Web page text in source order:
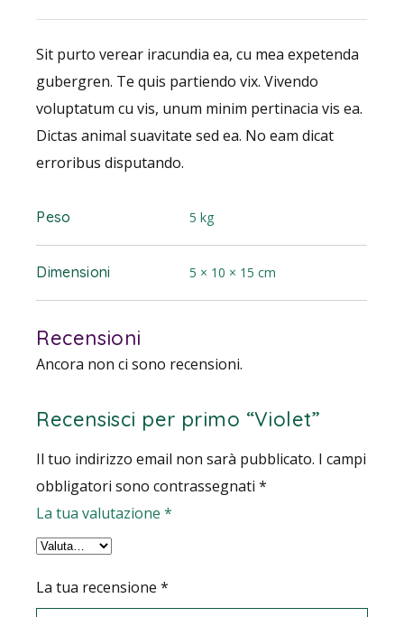
Sit purto verear iracundia ea, cu mea expetenda
gubergren. Te quis partiendo vix. Vivendo
voluptatum cu vis, unum minim pertinacia vis ea.
Dictas animal suavitate sed ea. No eam dicat
erroribus disputando.
Peso 5 kg
Dimensioni 5 × 10 × 15 cm
Recensioni
Ancora non ci sono recensioni.
Recensisci per primo “Violet”
Il tuo indirizzo email non sarà pubblicato. I campi
obbligatori sono contrassegnati*
La tua valutazione*
La tua recensione*